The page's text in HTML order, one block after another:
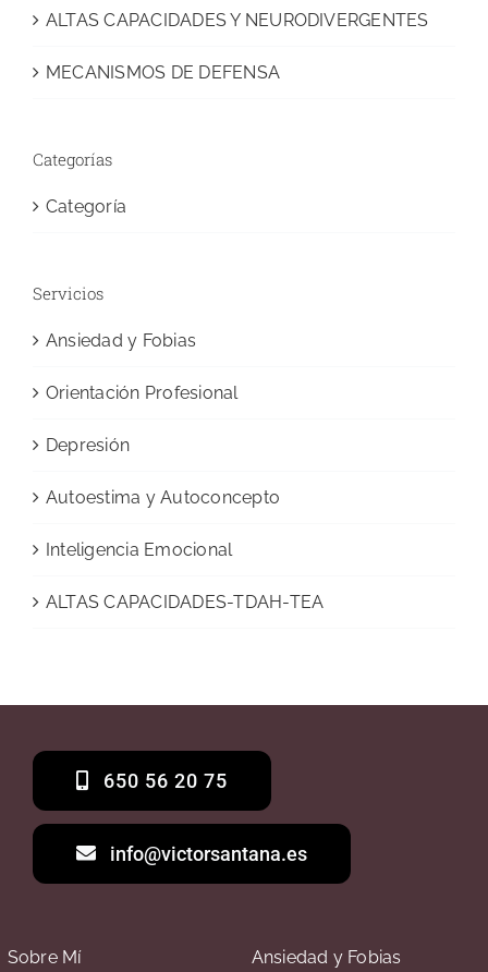
ALTAS CAPACIDADES Y NEURODIVERGENTES
MECANISMOS DE DEFENSA
Categorías
Categoría
Servicios
Ansiedad y Fobias
Orientación Profesional
Depresión
Autoestima y Autoconcepto
Inteligencia Emocional
ALTAS CAPACIDADES-TDAH-TEA
650 56 20 75
info@victorsantana.es
Sobre Mí Ansiedad y Fobias